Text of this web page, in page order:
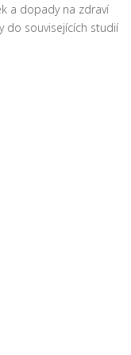
a dopady na zdraví
do souvisejících studií